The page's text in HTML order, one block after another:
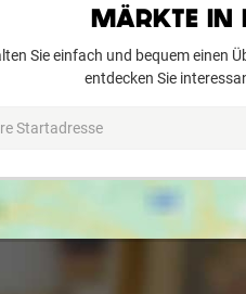
MÄRKTE IN
Sie einfach und bequem einen
entdecken Sie